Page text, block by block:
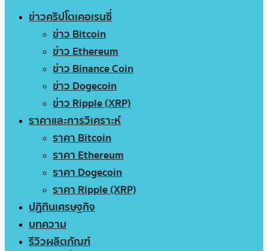
ข่าวคริปโตเคอเรนซี่
ข่าว Bitcoin
ข่าว Ethereum
ข่าว Binance Coin
ข่าว Dogecoin
ข่าว Ripple (XRP)
ราคาและการวิเคราะห์
ราคา Bitcoin
ราคา Ethereum
ราคา Dogecoin
ราคา Ripple (XRP)
ปฏิทินเศรษฐกิจ
บทความ
รีวิวผลิตภัณฑ์